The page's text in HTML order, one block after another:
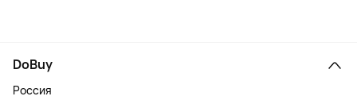
DoBuy
Россия